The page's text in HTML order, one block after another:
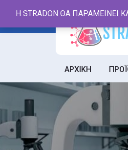
content
ΑΡΧΙΚΗ
Η STRADON ΘΑ ΠΑΡΑΜΕΙΝΕΙ